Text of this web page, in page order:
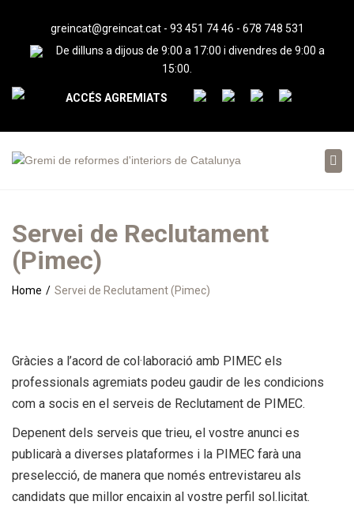
greincat@greincat.cat- 93 451 74 46 - 678 748 531
De dilluns a dijous de 9:00 a 17:00 i divendres de 9:00 a
15:00.
ACCÉS AGREMIATS
Servei de Reclutament
(Pimec)
Home Servei de Reclutament (Pimec)
Gràcies a l’acord de col·laboració amb PIMEC els
professionals agremiats podeu gaudir de les condicions
com a socis en el serveis de Reclutament de PIMEC.
Depenent dels serveis que trieu, el vostre anunci es
publicarà a diverses plataformes i la PIMEC farà una
preselecció, de manera que només entrevistareu als
candidats que millor encaixin al vostre perfil sol.licitat.